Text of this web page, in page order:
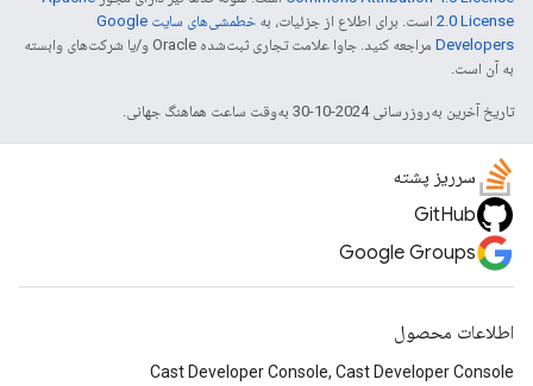
2.0 License است. برای اطلاع از جزئیات، به
خطمشی‌های سایت Google
Developers‏
مراجعه کنید. جاوا علامت تجاری ثبت‌شده Oracle و/یا شرکت‌های وابسته
به آن است.
تاریخ آخرین به‌روزرسانی 2024-10-30 به‌وقت ساعت هماهنگ جهانی.
سرریز پشته
GitHub
Google Groups
اطلاعات محصول
Cast Developer Console, Cast Developer Console